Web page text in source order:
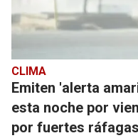
CLIMA
Emiten 'alerta
esta noche por
por fuertes ráfagas